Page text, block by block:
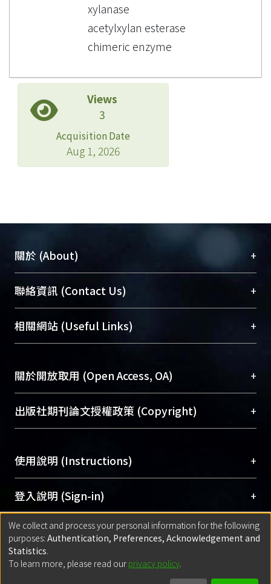
xylanase
acetylxylan esterase
chimeric enzyme
Views
3
Acquisition Date
Aug 1, 2026
關於 (About) +
臺大位居世界頂尖大學之列，為永久珍藏及向國際
展現本校豐碩的研究成果及學術能量，圖書館整合
機構典藏（NTUR）與學術庫（AH）不同功能平
台，成為臺大學術典藏NTU scholars。期能整合研
成果。
To permanently archive and promote researcher
profiles and scholarly works, Library integrates the
services of “NTU Repository” with “Academic
聯絡資訊 (Contact Us) +
總館學科館員(Main Library)
醫學圖書館學科館員(Medical Library)
Sciences Library)
相關網站 (Useful Links) +
關於開放取用 (Open Access, OA) +
開放取用是從使用者角度提升資訊取用性的社會運
動，應用在學術研究上是透過將研究著作公開供使
用逐年攀升。同時可加速研究發展、提升研究影響
Archive）平台。 （點選深入了解OA）
出版社期刊論文授權政策 (Copyright) +
含部分內容的版權非匯入者所有，或由第三方贊
助與合作完成，請確認該版權所有者及第三方同
意提供此授權。
Please represent that the submission is your
original work, and that you have the right to
grant the rights to upload.
若欲上傳已出版的全文電子檔，可使用
網站查詢，以確認出版單位之版權
使用說明 (Instructions) +
網站簡介(Quickstart Guide)
使用手冊(Instruction Manual)
線上預約服務(Booking Service)
登入說明 (Sign-in) +
方案一：臺灣大學計算機中心帳號登入
(With C&INC Email Account)
方案二：ORCID帳號登入(With ORCID)
匯入著作 (Submission) +
方案一：定期更新ORCID者，以ID匯入
We collect and process your personal information for the following
purposes: Authentication, Preferences, Acknowledgement and
Statistics.
To learn more, please read our privacy policy.